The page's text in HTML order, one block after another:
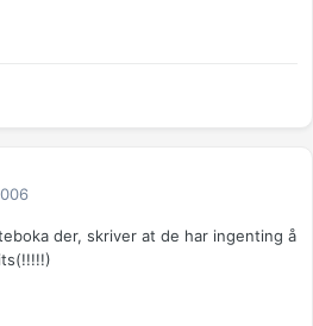
der, skriver at de har ingenting å